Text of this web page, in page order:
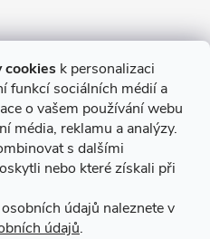
cookies k personalizaci
funkcí sociálních médií a
o vašem používání webu
média, reklamu a analýzy.
s dalšími
nebo které získali při
údajů naleznete v
údajů.